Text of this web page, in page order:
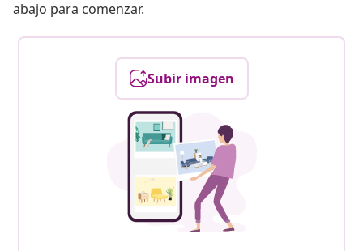
abajo para comenzar.
Subir imagen